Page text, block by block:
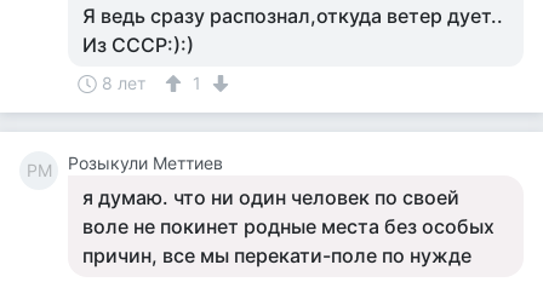
Я ведь сразу распознал,откуда ветер дует..
Из СССР:):)
8 лет 1
РМ Розыкули Меттиев
я думаю. что ни один человек по своей
воле не покинет родные места без особых
причин, все мы перекати-поле по нужде